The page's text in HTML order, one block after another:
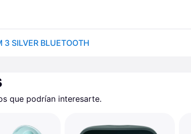
3 SILVER BLUETOOTH
que podrían interesarte.